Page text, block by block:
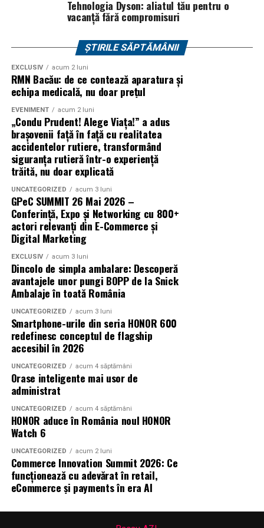
festivalului inainte de sosire.
documentele necesare de identificare, iar cei cu varsta
completata si semnata de parinte sau tutorele legal.
Toti participantii vor fi supusi unui control de securitate
la intrare. Refuzul acestuia atrage imposibilitatea
accesului in festival.
De asemenea, Summer Well promoveaza un mediu sigur
si responsabil, iar consumul de substante interzise este
Regulamentul complet, impreuna cu lista obiectelor
permise si interzise, poate fi consultat pe site-ul oficial
al festivalului.
Un festival construit
impreuna cu partenerii sai
Summer Well 2026 este un festival Orange, sustinut de
parteneri care contribuie la experienta editiei
aniversare: glo™, ING, Peroni Nastro Azzurro, Ursus,
Bacardi, Martini, Jagermeister, Jack Daniel’s, Mega
Image, Pepsi, Fashion Days, alpro, Transalpina, vitamin
Bucuresti, FABIZ, Bucharest Business School, biciclop,
syoss, InterContinental Athénée Palace, Secom.
Abonamentele sunt disponibile pe summerwell.ro la
pretul de 513 lei. De asemenea, pot fi achizitionate
sambata, respectiv 426.6 lei pentru duminica.
cu Nano Banana Pro, instrumentul de producție video
Flow și asistentul de cercetare NotebookLM.
Tehnologia Dyson: aliatul tău pentru o
vacanță fără compromisuri
ȘTIRILE SĂPTĂMÂNII
EXCLUSIV acum 2 luni
RMN Bacău: de ce contează aparatura și
echipa medicală, nu doar prețul
EVENIMENT acum 2 luni
„Condu Prudent! Alege Viața!” a adus
brașovenii față în față cu realitatea
accidentelor rutiere, transformând
siguranța rutieră într-o experiență
trăită, nu doar explicată
UNCATEGORIZED acum 3 luni
GPeC SUMMIT 26 Mai 2026 –
Conferință, Expo și Networking cu 800+
actori relevanți din E-Commerce și
Digital Marketing
EXCLUSIV acum 3 luni
Dincolo de simpla ambalare: Descoperă
avantajele unor pungi BOPP de la Snick
Ambalaje în toată România
UNCATEGORIZED acum 3 luni
Smartphone-urile din seria HONOR 600
redefinesc conceptul de flagship
accesibil în 2026
UNCATEGORIZED acum 4 săptămâni
Orase inteligente mai usor de
administrat
UNCATEGORIZED acum 4 săptămâni
HONOR aduce în România noul HONOR
Watch 6
UNCATEGORIZED acum 2 luni
Commerce Innovation Summit 2026: Ce
funcționează cu adevărat în retail,
eCommerce și payments în era AI